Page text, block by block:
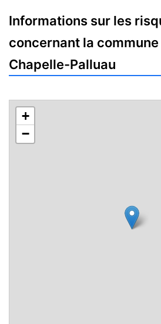
Informations sur les
concernant la commune
Chapelle-Palluau
+
−